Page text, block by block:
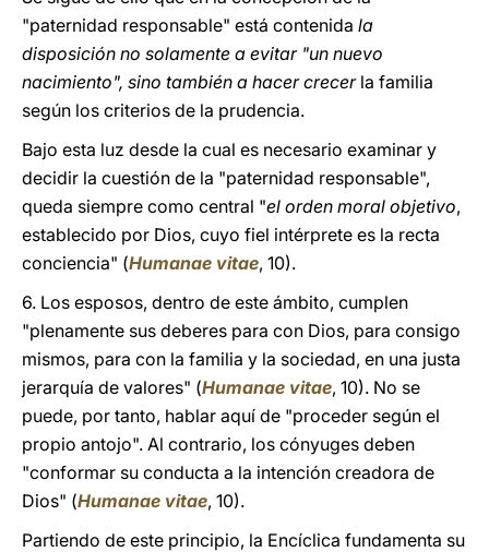
"paternidad responsable" está contenida la
disposición no solamente a evitar "un nuevo
nacimiento", sino también a hacer crecerla familia
según los criterios de la prudencia.
Bajo esta luz desde la cual es necesario examinar y
decidir la cuestión de la "paternidad responsable",
queda siempre como central "el orden moral objetivo,
establecido por Dios, cuyo fiel intérprete es la recta
conciencia" (Humanae vitae, 10).
6. Los esposos, dentro de este ámbito, cumplen
"plenamente sus deberes para con Dios, para consigo
mismos, para con la familia y la sociedad, en una justa
jerarquía de valores" (Humanae vitae, 10). No se
puede, por tanto, hablar aquí de "proceder según el
propio antojo". Al contrario, los cónyuges deben
"conformar su conducta a la intención creadora de
Dios" (Humanae vitae, 10).
Partiendo de este principio, la Encíclica fundamenta su